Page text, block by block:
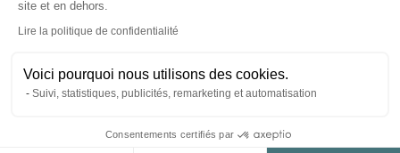
site et en dehors.
Lire la politique de confidentialité
Voici pourquoi nous utilisons des cookies.
Suivi, statistiques, publicités, remarketing et automatisation
Consentements certifiés par
Axeptio consent
Ces produits peuvent vous
intéresser